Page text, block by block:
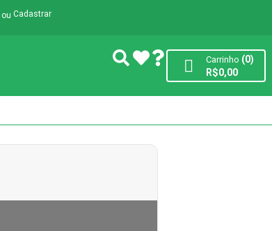
ou Cadastrar
Carrinho (0)
R$0,00